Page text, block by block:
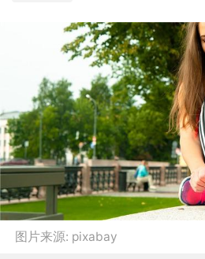
图片来源: pixabay